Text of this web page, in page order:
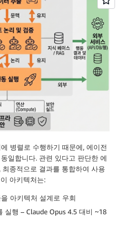
병렬로 수행하기 때문에, 에이전
일합니다. 관련 있다고 판단한 에
종적으로 결과를 통합하여 사용
아키텍처는:
아키텍처 설계로 우회
실행 – Claude Opus 4.5 대비 ~18